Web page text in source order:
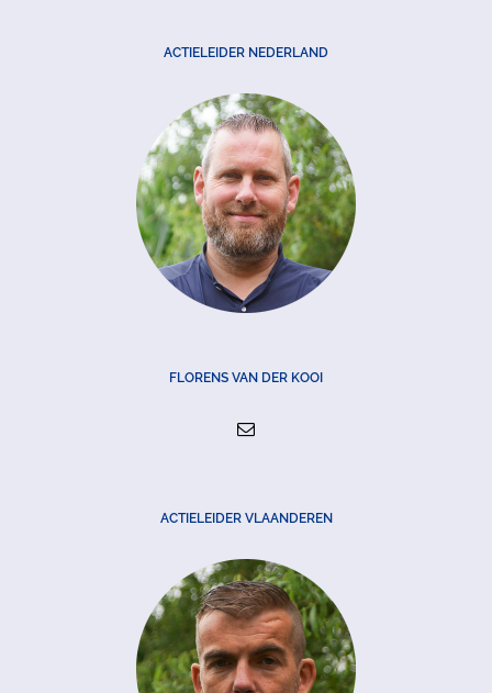
ACTIELEIDER NEDERLAND
FLORENS VAN DER KOOI
ACTIELEIDER VLAANDEREN